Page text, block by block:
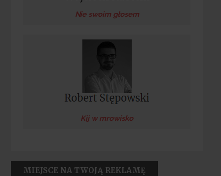
Nie swoim głosem
Kij w mrowisko
MIEJSCE NA TWOJĄ REKLAMĘ